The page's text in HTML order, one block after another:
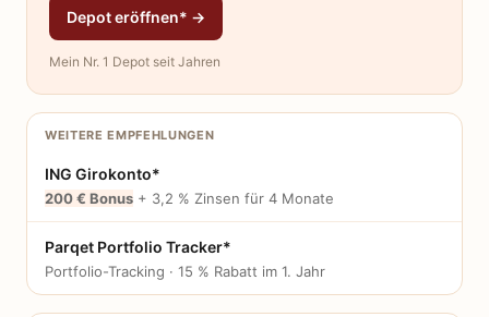
Depot eröffnen* →
Mein Nr. 1 Depot seit Jahren
WEITERE EMPFEHLUNGEN
ING Girokonto*
200 € Bonus + 3,2 % Zinsen für 4 Monate
Parqet Portfolio Tracker*
Portfolio-Tracking · 15 % Rabatt im 1. Jahr